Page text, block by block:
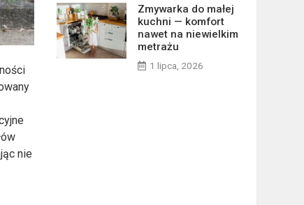
nie
Zmywarka do małej
kuchni — komfort
nawet na niewielkim
metrażu
1 lipca, 2026